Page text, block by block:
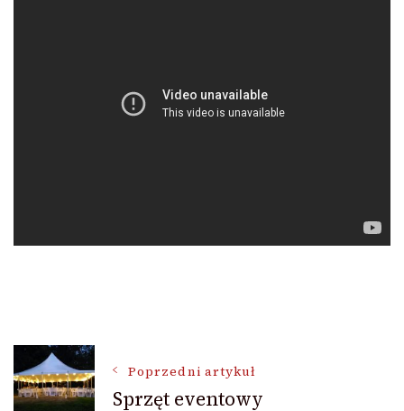
NawigacjaPoprzedni artykuł
Sprzęt eventowy